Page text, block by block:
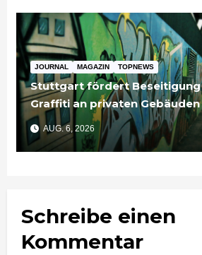
JOURNAL MAGAZIN TOPNEWS
Stuttgart fördert Beseitigung
Graffiti an privaten Gebäuden
bis 3.500 Euro
AUG. 6, 2026
Schreibe einen
Kommentar